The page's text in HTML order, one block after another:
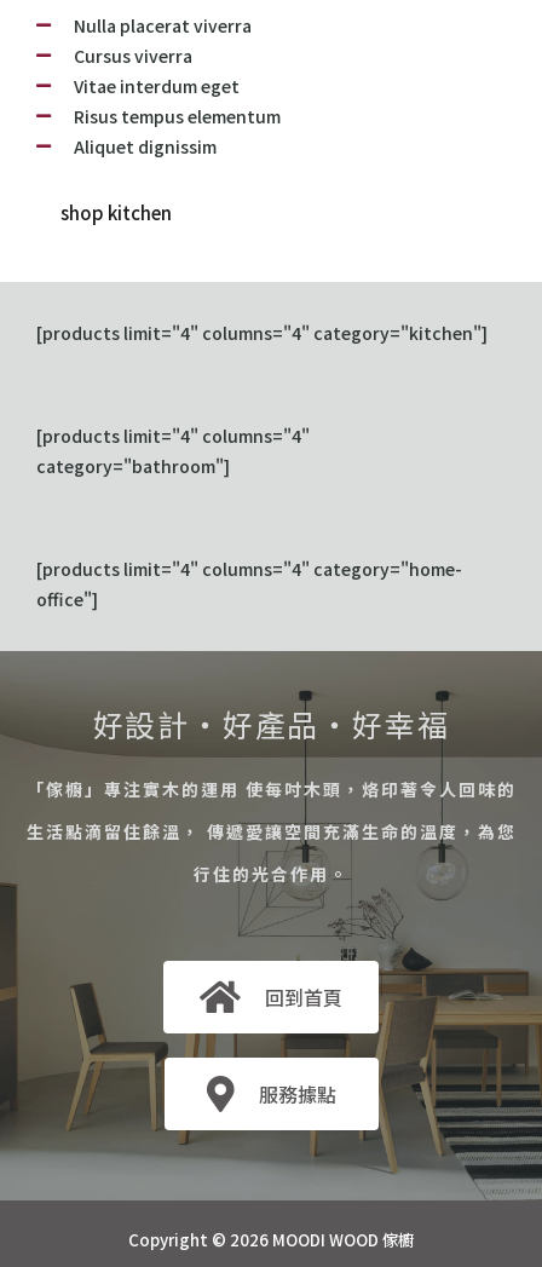
Nulla placerat viverra
Cursus viverra
Vitae interdum eget
Risus tempus elementum
Aliquet dignissim
shop kitchen
[products limit="4" columns="4" category="kitchen"]
[products limit="4" columns="4"
category="bathroom"]
[products limit="4" columns="4" category="home-
office"]
好設計・好產品・好幸福
「傢櫥」專注實木的運用 使每吋木頭，烙印著令人回味的
生活點滴留住餘溫， 傳遞愛讓空間充滿生命的溫度，為您
行住的光合作用。
回到首頁
服務據點
Copyright © 2026 MOODI WOOD 傢櫥